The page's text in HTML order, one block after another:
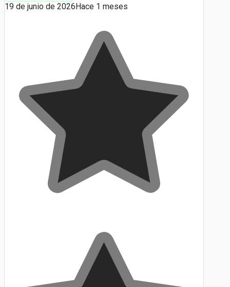
19 de junio de 2026 Hace 1 meses